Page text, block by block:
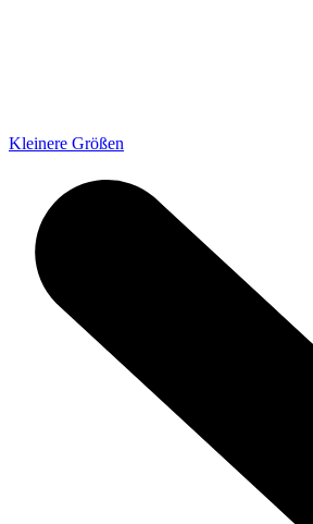
Kleinere Größen